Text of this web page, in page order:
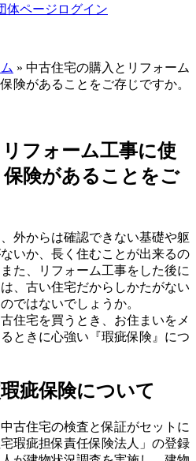
体ページログイン
» 中古住宅の購入とリフォーム
険があることをご存じですか。
フォーム工事に使
険があることをご
外からは確認できない基礎や躯
いか、長く住むことが出来るの
た、リフォーム工事をした後に
、古い住宅だからしかたがない
ではないでしょうか。
住宅を買うとき、お住まいをメ
ときに心強い『瑕疵保険』につ
疵保険について
古住宅の検査と保証がセットに
瑕疵担保責任保険法人」の登録